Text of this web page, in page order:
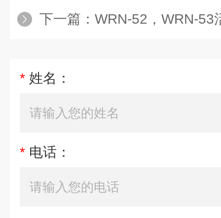
下一篇： WRN-52，WRN-53活
* 姓名：
* 电话：